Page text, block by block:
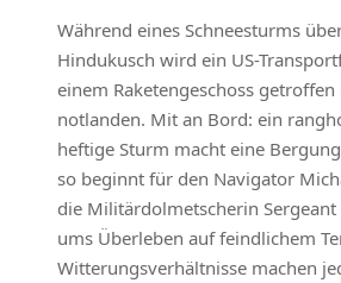
Während eines Schneesturms
Hindukusch wird ein US-
einem Raketengeschoss
notlanden. Mit an Bord: ein
heftige Sturm macht eine
so beginnt für den Navigator
die Militärdolmetscherin
ums Überleben auf feindlichem
Witterungsverhältnisse machen